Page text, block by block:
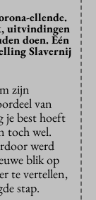
ellende.
uitvindingen
doen. Eén
Slavernij
zijn
van
je best hoeft
toch wel.
werd
blik op
te vertellen,
stap.